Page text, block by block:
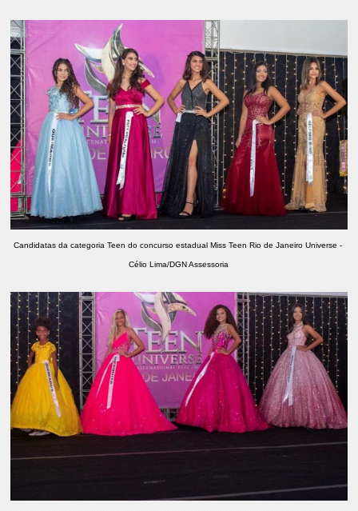
Candidatas da categoria Teen do concurso estadual Miss Teen Rio de Janeiro Universe -
Célio Lima/DGN Assessoria